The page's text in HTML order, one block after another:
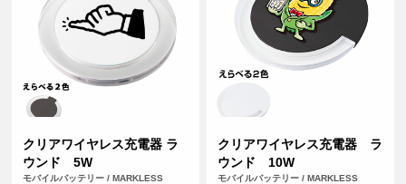
クリアワイヤレス充電器 ラ
ウンド 5W
モバイルバッテリー / MARKLESS
クリアワイヤレス充電器 ラ
ウンド 10W
モバイルバッテリー / MARKLESS